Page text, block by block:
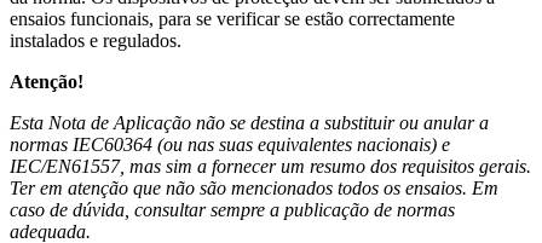
ensaios funcionais, para se verificar se estão correctamente
instalados e regulados.
Atenção!
Esta Nota de Aplicação não se destina a substituir ou anular a
normas IEC60364 (ou nas suas equivalentes nacionais) e
IEC/EN61557, mas sim a fornecer um resumo dos requisitos gerais.
Ter em atenção que não são mencionados todos os ensaios. Em
caso de dúvida, consultar sempre a publicação de normas
adequada.